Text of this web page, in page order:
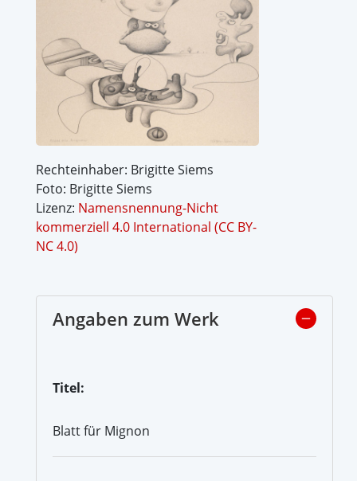
Rechteinhaber: Brigitte Siems
Foto: Brigitte Siems
Lizenz: Namensnennung-Nicht
kommerziell 4.0 International (CC BY-
NC 4.0)
Angaben zum Werk
Titel:
Blatt für Mignon